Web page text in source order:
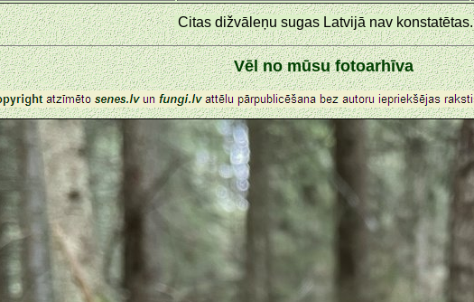
Citas dižvāleņu sugas Latvijā nav konstatētas.
Vēl no mūsu fotoarhīva